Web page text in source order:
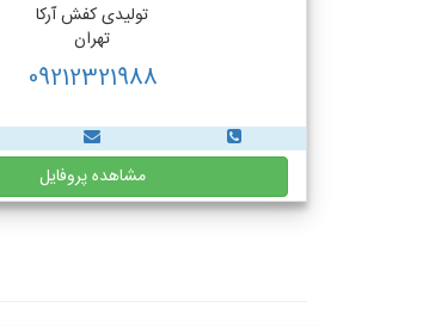
تولیدی کفش آرکا
تهران
09212321988
مشاهده پروفایل